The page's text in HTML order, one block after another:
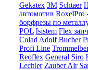
Gekatex 3M Schtaer
автомотив RoxelPro
борфрезы по
POL Isistem Flex
Colad Adolf Bucher
Profi Line
Reoflex General Siro
Lechler Zauber Air